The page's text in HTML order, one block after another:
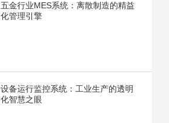
五金行业MES系统：离散制造的精益
化管理引擎
设备运行监控系统：工业生产的透明
化智慧之眼